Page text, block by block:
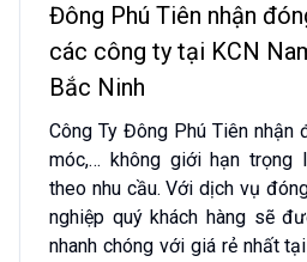
Đông Phú Tiên nhận
các công ty tại KCN
Bắc Ninh
Công Ty Đông Phú Tiên nhận
móc,… không giới hạn trọng
theo nhu cầu. Với dịch vụ
nghiệp quý khách hàng sẽ
nhanh chóng với giá rẻ nhất